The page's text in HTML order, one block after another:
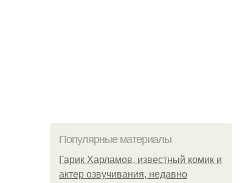
Популярные материалы
Гарик Харламов, известный комик и
актер озвучивания, недавно